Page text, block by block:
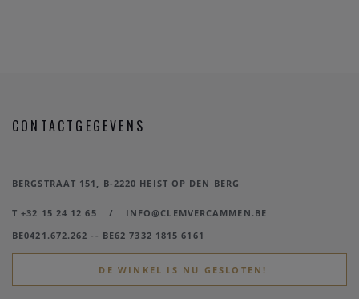
CONTACTGEGEVENS
BERGSTRAAT 151, B-2220 HEIST OP DEN BERG
T +32 15 24 12 65 /
INFO@CLEMVERCAMMEN.BE
BE0421.672.262 -- BE62 7332 1815 6161
DE WINKEL IS NU GESLOTEN!